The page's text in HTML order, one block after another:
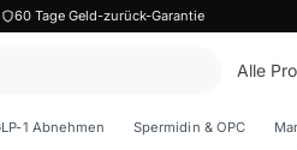
60 Tage Geld-zurück-Garantie
Alle
1 Abnehmen Spermidin & OPC